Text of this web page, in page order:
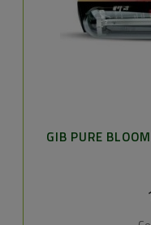
GIB PURE